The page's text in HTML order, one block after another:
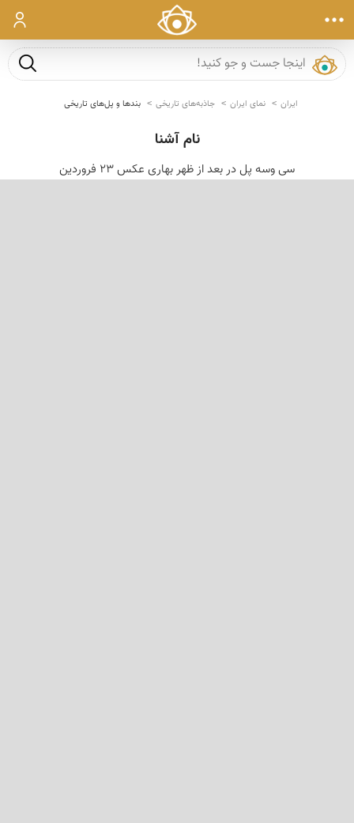
ورود
جست و
ایران نمای ایران جاذبه‌های تاریخی بندها و پل‌های تاریخی
نام آشنا
سی وسه پل در بعد از ظهر بهاری عكس 23 فروردین